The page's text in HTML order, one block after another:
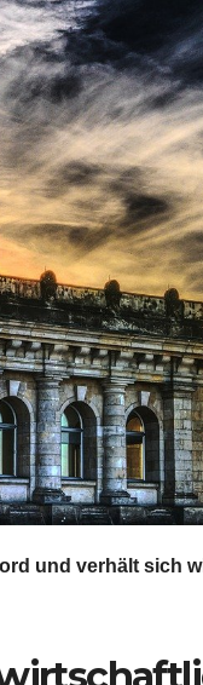
und verhält sich